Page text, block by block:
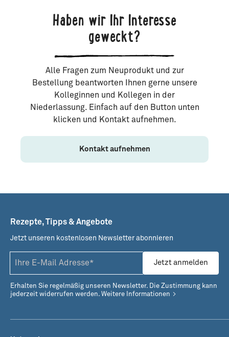
Haben wir Ihr Interesse
geweckt?
Alle Fragen zum Neuprodukt und zur
Bestellung beantworten Ihnen gerne unsere
Kolleginnen und Kollegen in der
Niederlassung. Einfach auf den Button unten
klicken und Kontakt aufnehmen.
Kontakt aufnehmen
Rezepte, Tipps & Angebote
Jetzt unseren kostenlosen Newsletter abonnieren
Jetzt anmelden
Erhalten Sie regelmäßig unseren Newsletter. Die Zustimmung kann
jederzeit widerrufen werden. Weitere Informationen